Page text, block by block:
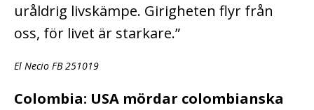
uråldrig livskämpe. Girigheten flyr från
oss, för livet är starkare.”
El Necio FB 251019
Colombia: USA mördar colombianska